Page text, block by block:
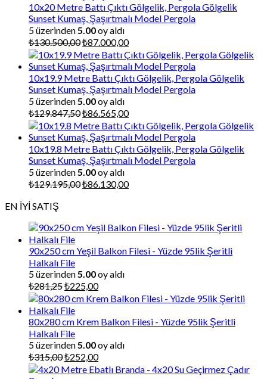
10x20 Metre Battı Çıktı Gölgelik, Pergola Gölgelik
Sunset Kumaş, Şaşırtmalı Model Pergola
5 üzerinden 5.00oy aldı
₺130.500,00Orijinal
fiyat:
₺130.500,00.
₺87.000,00Şu
andaki
fiyat:
₺87.000,00.
10x19.9 Metre Battı Çıktı Gölgelik, Pergola Gölgelik
Sunset Kumaş, Şaşırtmalı Model Pergola
5 üzerinden 5.00oy aldı
₺129.847,50Orijinal
fiyat:
₺129.847,50.
₺86.565,00Şu
andaki
fiyat:
₺86.565,00.
10x19.8 Metre Battı Çıktı Gölgelik, Pergola Gölgelik
Sunset Kumaş, Şaşırtmalı Model Pergola
5 üzerinden 5.00oy aldı
₺129.195,00Orijinal
₺86.130,00Şu
EN İYİ SATIŞ
90x250 cm Yeşil Balkon Filesi - Yüzde 95lik Şeritli
Halkalı File
5 üzerinden 5.00oy aldı
₺281,25Orijinal
fiyat:
₺281,25.
₺225,00Şu
andaki
₺225,00.
80x280 cm Krem Balkon Filesi - Yüzde 95lik Şeritli
Halkalı File
5 üzerinden 5.00oy aldı
₺315,00Orijinal
fiyat:
₺252,00Şu
andaki